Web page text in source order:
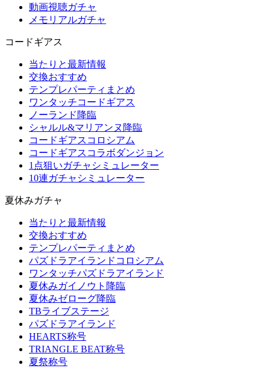
動画視聴ガチャ
メモリアルガチャ
コードギアス
当たりと最新情報
交換おすすめ
テンプレパーティまとめ
ワンタッチコードギアス
ノーランド降臨
シャルル&マリアンヌ降臨
コードギアスコロシアム
コードギアスコラボダンジョン
1点狙いガチャシミュレーター
10連ガチャシミュレーター
夏休みガチャ
当たりと最新情報
交換おすすめ
テンプレパーティまとめ
パズドラアイランドコロシアム
ワンタッチパズドラアイランド
夏休みガイノウト降臨
夏休みゼローグ降臨
TBライブステージ
パズドラアイランド
HEARTS称号
TRIANGLE BEAT称号
夏祭称号